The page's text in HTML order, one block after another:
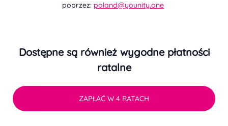
poprzez: poland@younity.one
Dostępne są również wygodne płatności
ratalne
ZAPŁAĆ W 4 RATACH